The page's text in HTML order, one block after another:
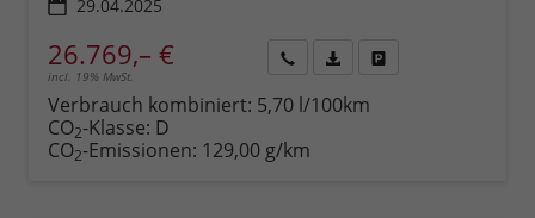
29.04.2025
26.769,– €
incl. 19% MwSt.
anfordern
Datei,
Verbrauch kombiniert: 5,70 l/100km
CO2-Klasse: D
CO2-Emissionen: 129,00 g/km